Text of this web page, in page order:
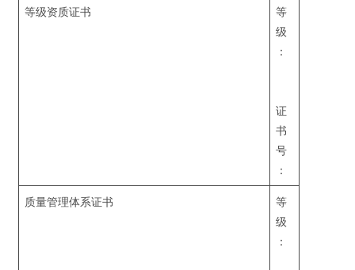
等级资质证书
等
级
：
证
书
号
：
质量管理体系证书
等
级
：